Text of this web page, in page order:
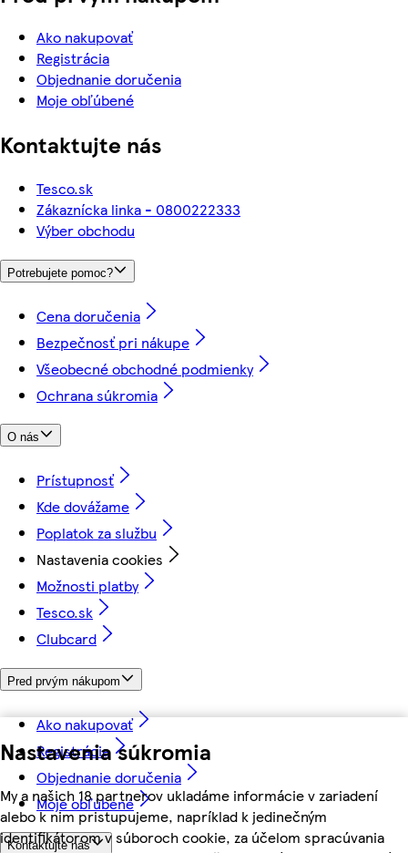
Nastavenia súkromia
My a našich 18 partnerov ukladáme informácie v zariadení
alebo k nim pristupujeme, napríklad k jedinečným
identifikátorom v súboroch cookie, za účelom spracúvania
Ako nakupovať
Registrácia
Objednanie doručenia
Moje obľúbené
Kontaktujte nás
Tesco.sk
Zákaznícka linka - 0800222333
Výber obchodu
Potrebujete pomoc?
Cena doručenia
Bezpečnosť pri nákupe
Všeobecné obchodné podmienky
Ochrana súkromia
O nás
Prístupnosť
Kde dovážame
Poplatok za službu
Nastavenia cookies
Možnosti platby
Tesco.sk
Clubcard
Pred prvým nákupom
Ako nakupovať
Registrácia
Objednanie doručenia
Moje obľúbené
Kontaktujte nás